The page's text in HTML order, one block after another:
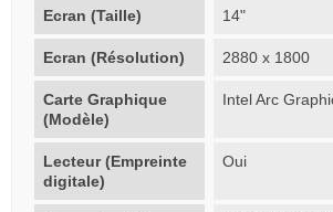
Ecran (Taille) 14"
Ecran (Résolution) 2880 x 1800
Carte Graphique
(Modèle)
Intel Arc
Lecteur (Empreinte
digitale)
Oui